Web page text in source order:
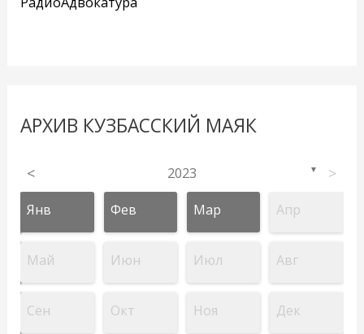
АРХИВ КУЗБАССКИЙ МАЯК
< 2023 ▼ >
Янв Фев Мар Апр
Май Июн Июл Авг
Сен Окт Ноя Дек